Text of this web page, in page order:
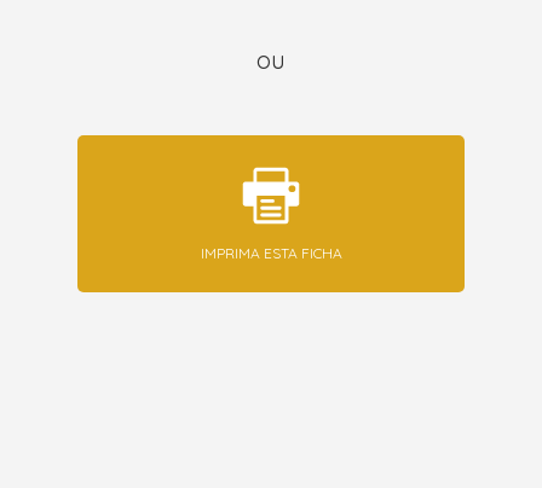
ou
IMPRIMA ESTA FICHA